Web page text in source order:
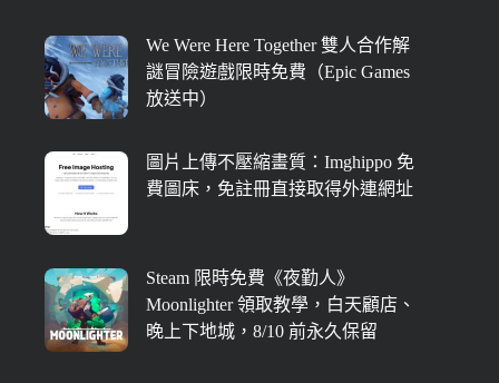
We Were Here Together 雙人合作解
謎冒險遊戲限時免費（Epic Games
放送中）
圖片上傳不壓縮畫質：Imghippo 免
費圖床，免註冊直接取得外連網址
Steam 限時免費《夜勤人》
Moonlighter 領取教學，白天顧店、
晚上下地城，8/10 前永久保留